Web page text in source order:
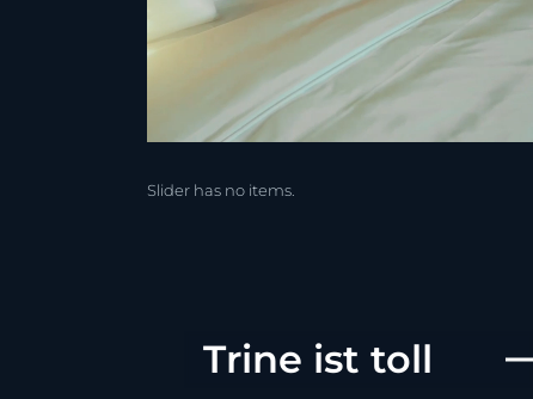
Slider has no items.
Trine ist toll